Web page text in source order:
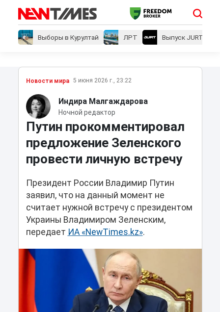
Выборы в Курултай ЛРТ Выпуск JURT
Новости мира 5 июня 2026 г., 23:22
Индира Малгаждарова
Ночной редактор
Путин прокомментировал
предложение Зеленского
провести личную встречу
Президент России Владимир Путин
заявил, что на данный момент не
считает нужной встречу с президентом
Украины Владимиром Зеленским,
передает ИА «NewTimes.kz».